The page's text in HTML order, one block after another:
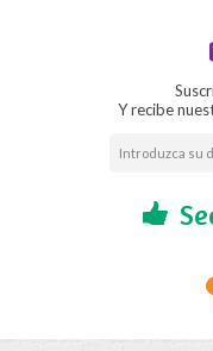
Y recibe